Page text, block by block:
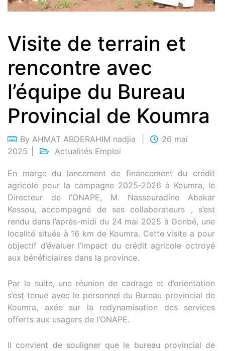
Visite de terrain et
rencontre avec
l’équipe du Bureau
Provincial de Koumra
By AHMAT ABDERAHIM nadjia
26 mai
2025
Actualités Emploi
En marge du lancement de financement du crédit
agricole pour la campagne 2025-2026 à Koumra, le
Directeur de l’ONAPE, M. Nassouradine Abakar
Kessou, accompagné de ses collaborateurs , s’est
rendu dans l’après-midi du 24 mai 2025 à Gonbé, une
localité située à 16 km de Koumra. Cette visite a pour
objectif d’évaluer l’impact du crédit agricole octroyé
aux bénéficiaires dans la province.
Par la suite, une réunion de cadrage et d’orientation
s’est tenue avec le personnel du Bureau provincial de
Koumra, axée sur la redynamisation des services
offerts aux usagers de l’ONAPE.
Il convient de souligner que le bureau provincial de